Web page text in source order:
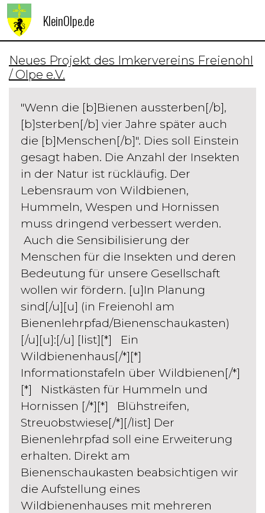
KleinOlpe.de
Neues Projekt des Imkervereins Freienohl
/ Olpe e.V.
"Wenn die [b]Bienen aussterben[/b],
[b]sterben[/b] vier Jahre später auch
die [b]Menschen[/b]". Dies soll Einstein
gesagt haben. Die Anzahl der Insekten
in der Natur ist rückläufig. Der
Lebensraum von Wildbienen,
Hummeln, Wespen und Hornissen
muss dringend verbessert werden.
Auch die Sensibilisierung der
Menschen für die Insekten und deren
Bedeutung für unsere Gesellschaft
wollen wir fördern. [u]In Planung
sind[/u][u] (in Freienohl am
Bienenlehrpfad/Bienenschaukasten)
[/u][u]:[/u] [list][*] Ein
Wildbienenhaus[/*][*]
Informationstafeln über Wildbienen[/*]
[*] Nistkästen für Hummeln und
Hornissen [/*][*] Blühstreifen,
Streuobstwiese[/*][/list] Der
Bienenlehrpfad soll eine Erweiterung
erhalten. Direkt am
Bienenschaukasten beabsichtigen wir
die Aufstellung eines
Wildbienenhauses mit mehreren